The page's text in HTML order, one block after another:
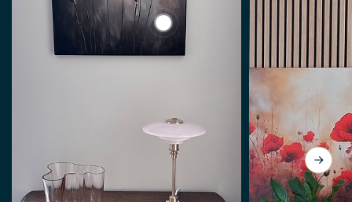
View Mohnblumen im Licht von